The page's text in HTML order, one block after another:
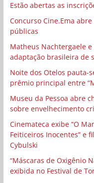
Estão abertas as
Concurso Cine.Ema
públicas
Matheus Nachtergaele
adaptação brasileira de
Noite dos Otelos pauta-
prêmio principal entre
Museu da Pessoa abre
sobre envelhecimento
Cinemateca exibe “O
Feiticeiros Inocentes” e
Cybulski
“Máscaras de Oxigênio
exibida no Festival de